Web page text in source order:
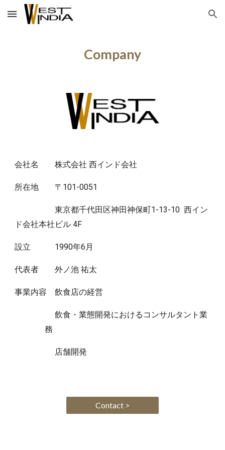
Skip to main content Skip to navigation
Company
会社名 株式会社 西インド会社
所在地 〒101-0051
東京都千代田区神田神保町1-13-10 西イン
ド会社本社ビル 4F
設立 1990年6月
代表者 外ノ池祐太
事業内容 飲食店の経営
飲食・業態開発におけるコンサルタント業
務
店舗開発
Contact >